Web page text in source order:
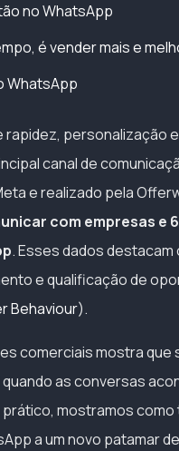
no WhatsApp
é vender mais e
WhatsApp
personalização
canal de
e realizado pela
com empresas e
. Esses dados destacam
e qualificação de
Behaviour).
comerciais mostra que
as conversas
mostramos
a um novo patamar